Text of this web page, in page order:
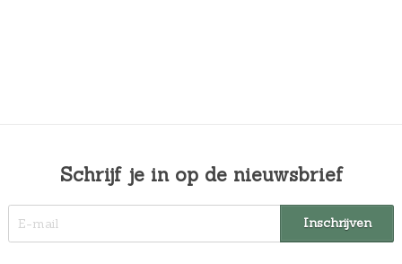
Schrijf je in op de nieuwsbrief